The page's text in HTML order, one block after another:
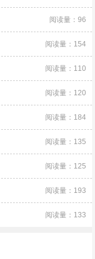
阅读量：96
阅读量：154
阅读量：110
阅读量：120
阅读量：184
阅读量：135
阅读量：125
阅读量：193
阅读量：133